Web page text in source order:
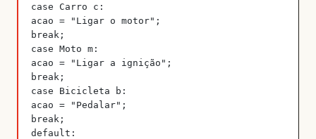
case Carro c:
acao = "Ligar o motor";
break;
case Moto m:
acao = "Ligar a ignição";
break;
case Bicicleta b:
acao = "Pedalar";
break;
default: